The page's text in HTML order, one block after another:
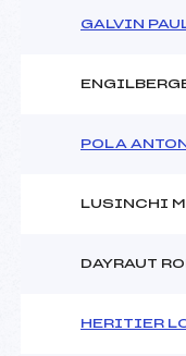
GALVIN
POLA
LUSINCHI
DAYRAUT
HERITIER